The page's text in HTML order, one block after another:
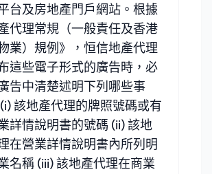
台及房地產門戶網站。根據
代理常規（一般責任及香港
業）規例》，恒信地產代理
這些電子形式的廣告時，必
告中清楚述明下列哪些事
該地產代理的牌照號碼或有
詳情說明書的號碼 (ii) 該地
在營業詳情說明書內所列明
名稱 (iii) 該地產代理在商業